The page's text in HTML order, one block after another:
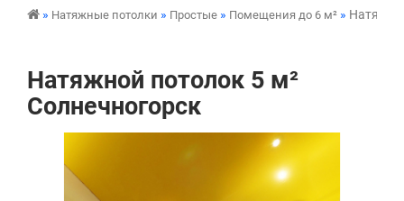
Натяжные потолки Простые Помещения до 6 м²
Натяжной потолок 5 м²
Солнечногорск